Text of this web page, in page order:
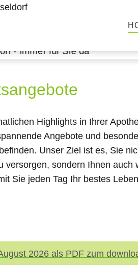
Highlights in Ihrer
Angebote und
Unser Ziel ist es, Sie
versorgen, sondern Ihnen auch
Sie jeden Tag Ihr bestes
2026 als PDF zum